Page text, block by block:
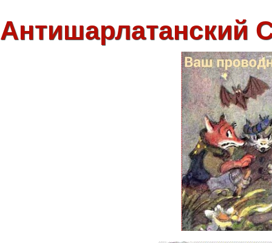
Антишарлатанский